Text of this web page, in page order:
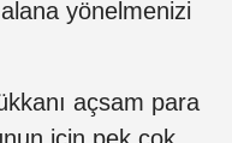
yönelmenizi
açsam para